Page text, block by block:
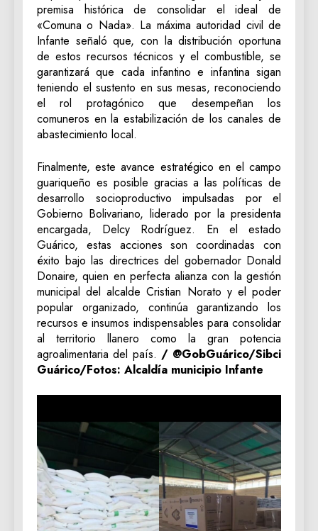
premisa histórica de consolidar el ideal de
«Comuna o Nada». La máxima autoridad civil de
Infante señaló que, con la distribución oportuna
de estos recursos técnicos y el combustible, se
garantizará que cada infantino e infantina sigan
teniendo el sustento en sus mesas, reconociendo
el rol protagónico que desempeñan los
comuneros en la estabilización de los canales de
abastecimiento local.
Finalmente, este avance estratégico en el campo
guariqueño es posible gracias a las políticas de
desarrollo socioproductivo impulsadas por el
Gobierno Bolivariano, liderado por la presidenta
encargada, Delcy Rodríguez. En el estado
Guárico, estas acciones son coordinadas con
éxito bajo las directrices del gobernador Donald
Donaire, quien en perfecta alianza con la gestión
municipal del alcalde Cristian Norato y el poder
popular organizado, continúa garantizando los
recursos e insumos indispensables para consolidar
al territorio llanero como la gran potencia
agroalimentaria del país. / @GobGuárico/Sibci
Guárico/Fotos: Alcaldía municipio Infante